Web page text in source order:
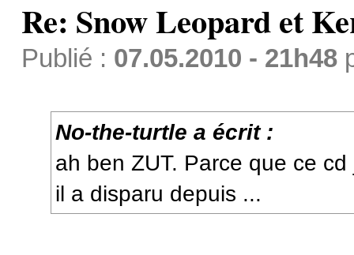
Re: Snow Leopard et
Publié : 07.05.2010 - 21h48
No-the-turtle a écrit :
ah ben ZUT. Parce que ce
il a disparu depuis ...